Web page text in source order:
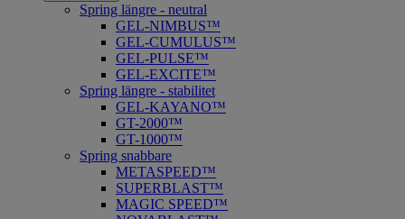
Spring längre - neutral
​GEL-NIMBUS™
GEL-CUMULUS™
GEL-PULSE™
GEL-EXCITE™
Spring längre - stabilitet
GEL-KAYANO™
GT-2000™
GT-1000™
Spring snabbare
METASPEED™
SUPERBLAST™
MAGIC SPEED™